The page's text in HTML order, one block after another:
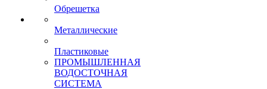
Обрешетка
Металлические
Пластиковые
ПРОМЫШЛЕННАЯ
ВОДОСТОЧНАЯ
СИСТЕМА